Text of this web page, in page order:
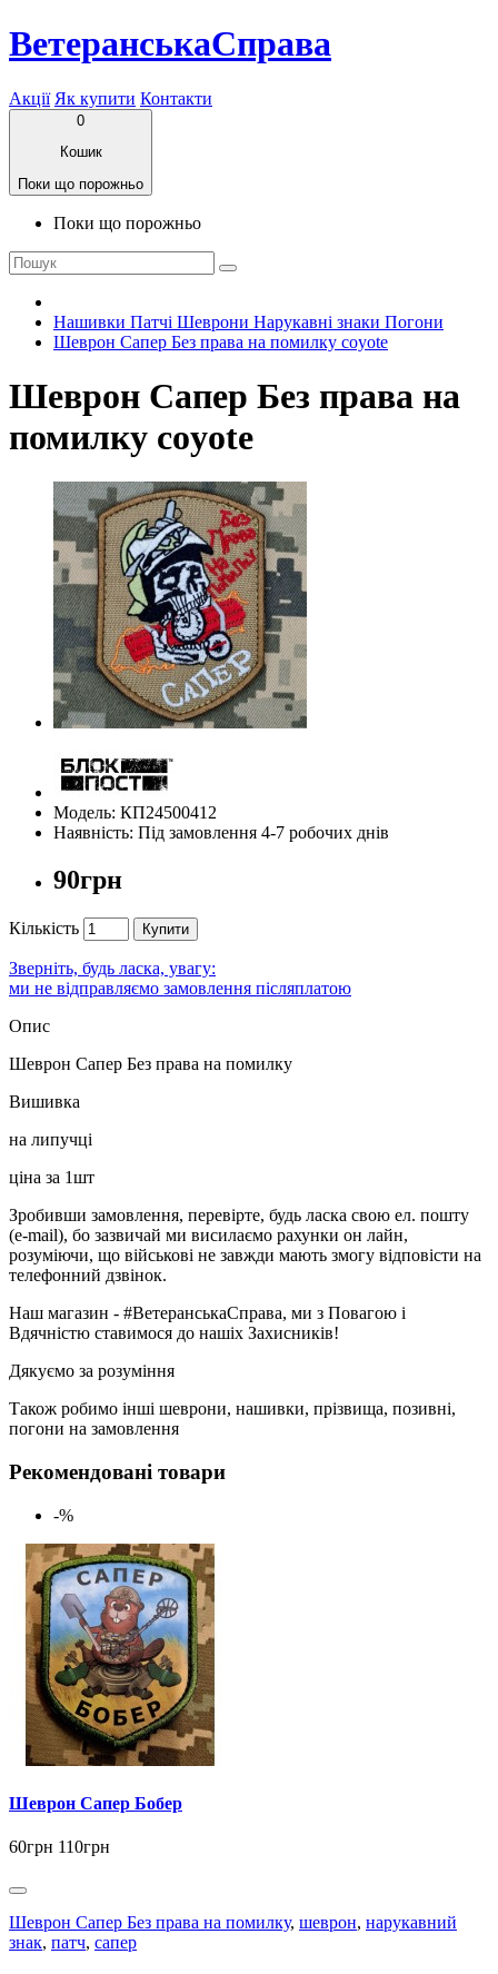
ВетеранськаСправа
Акції Як купити Контакти
0
Кошик
Поки що порожньо
Поки що порожньо
Нашивки Патчі Шеврони Нарукавні знаки Погони
Шеврон Сапер Без права на помилку coyote
Шеврон Сапер Без права на
помилку coyote
Модель: КП24500412
Наявність: Під замовлення 4-7 робочих днів
90грн
Кількість Купити
Зверніть, будь ласка, увагу:
ми не відправляємо замовлення післяплатою
Опис
Шеврон Сапер Без права на помилку
Вишивка
на липучці
ціна за 1шт
Зробивши замовлення, перевірте, будь ласка свою ел. пошту
(e-mail), бо зазвичай ми висилаємо рахунки он лайн,
розуміючи, що військові не завжди мають змогу відповісти на
телефонний дзвінок.
Наш магазин - #ВетеранськаСправа, ми з Повагою і
Вдячністю ставимося до нашіх Захисників!
Дякуємо за розуміння
Також робимо інші шеврони, нашивки, прізвища, позивні,
погони на замовлення
Рекомендовані товари
-%
Шеврон Сапер Бобер
60грн 110грн
Шеврон Сапер Без права на помилку, шеврон, нарукавний
знак, патч, сапер